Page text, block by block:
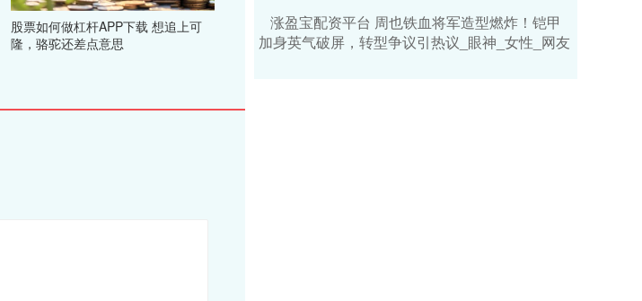
股票如何做杠杆APP下载 想追上可
隆，骆驼还差点意思
涨盈宝配资平台 周也铁血将军造型燃炸！铠甲
加身英气破屏，转型争议引热议_眼神_女性_网友